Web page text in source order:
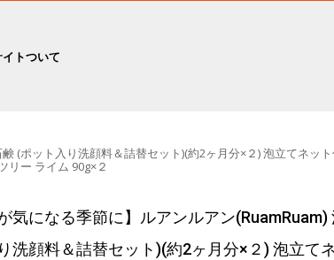
トついて
(ポット入り洗顔料＆詰替セット)(約2ヶ月分×２) 泡立てネッ
リー ライム 90g×２
が気になる季節に】ルアンルアン(RuamRuam)
洗顔料＆詰替セット)(約2ヶ月分×２) 泡立て